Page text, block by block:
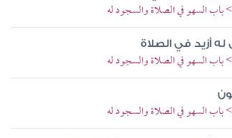
السهو في الصلاة والسجود له
أزيد في الصلاة
السهو في الصلاة والسجود له
السهو في الصلاة والسجود له